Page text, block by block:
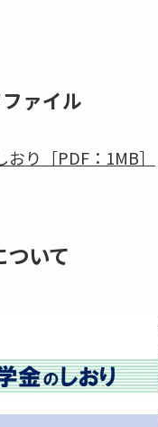
ァイル
り［PDF：1MB］
いて